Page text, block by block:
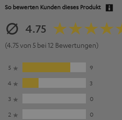
So bewerten Kunden dieses Produkt
4.75
(4.75 von 5 bei 12 Bewertungen)
5
9
4
3
3
0
2
0